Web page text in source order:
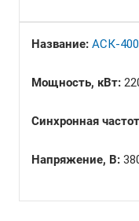
Название: АСК-
Мощность, кВт:
Синхронная
Напряжение, В: